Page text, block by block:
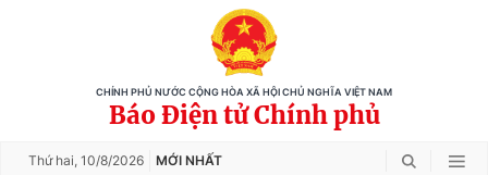
CHÍNH PHỦ NƯỚC CỘNG HÒA XÃ HỘI CHỦ NGHĨA VIỆT NAM
Báo Điện tử Chính phủ
Thứ hai, 10/8/2026 MỚI NHẤT